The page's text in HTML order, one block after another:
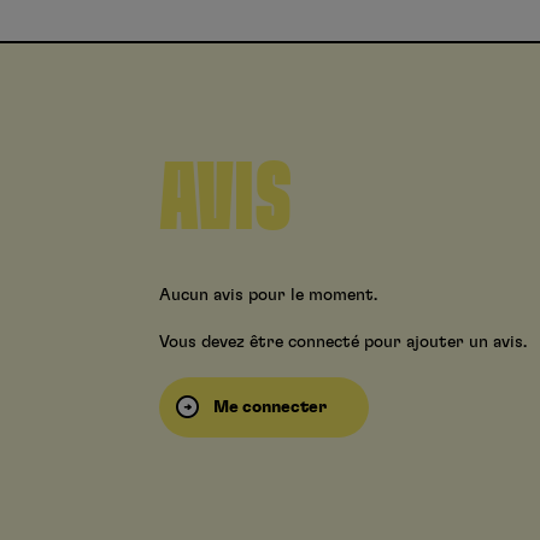
AVIS
Aucun avis pour le moment.
Vous devez être connecté pour ajouter un avis.
Me connecter